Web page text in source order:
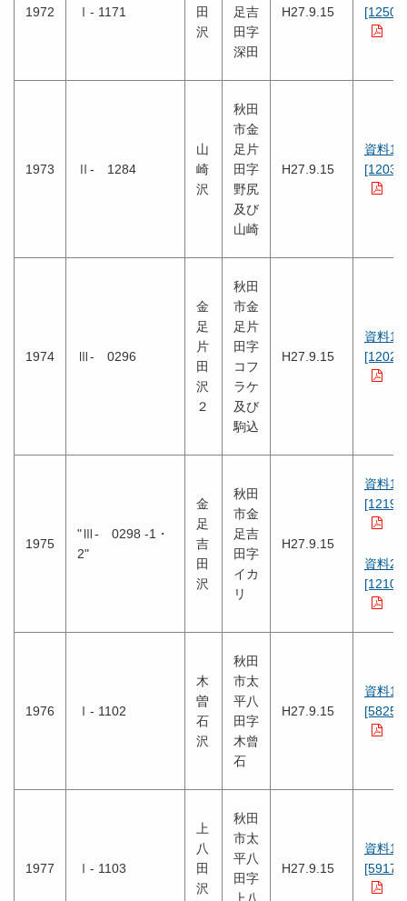
1972 Ⅰ- 1171
田
沢
足吉
田字
深田
H27.9.15
1973 Ⅱ- 1284
山
崎
沢
秋田
市金
足片
田字
野尻
及び
山崎
H27.9.15
資料1
1974 Ⅲ- 0296
金
足
片
田
沢
２
秋田
市金
足片
田字
コフ
ラケ
及び
駒込
H27.9.15
資料1
1975
"Ⅲ- 0298 -1・
2"
金
足
吉
田
沢
秋田
市金
足吉
田字
イカ
リ
H27.9.15
資料1
資料2
1976 Ⅰ- 1102
木
曽
石
沢
秋田
市太
平八
田字
木曾
石
H27.9.15
資料1
1977 Ⅰ- 1103
上
八
田
沢
秋田
市太
平八
田字
H27.9.15
資料1